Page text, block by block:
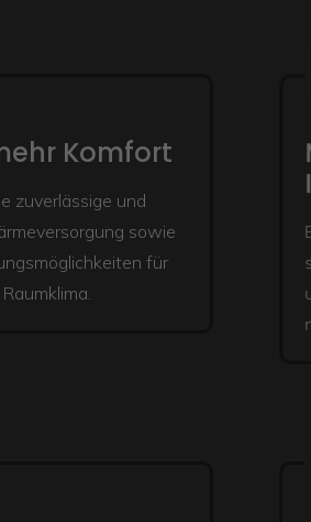
Komfort
zuverlässige und
sowie
für